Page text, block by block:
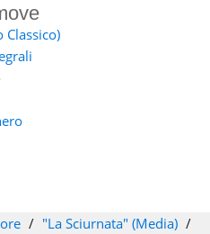
Classico)
"La Sciurnata" (Media)